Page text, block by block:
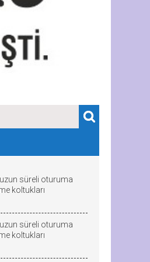
süreli oturuma
koltukları
süreli oturuma
koltukları